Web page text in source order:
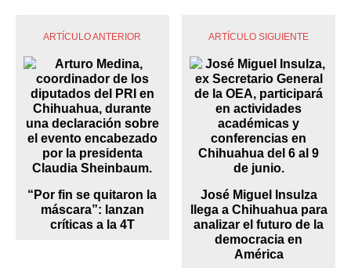
ARTÍCULO ANTERIOR
“Por fin se quitaron la
máscara”: lanzan
críticas a la 4T
ARTÍCULO SIGUIENTE
José Miguel Insulza
llega a Chihuahua para
analizar el futuro de la
democracia en
América